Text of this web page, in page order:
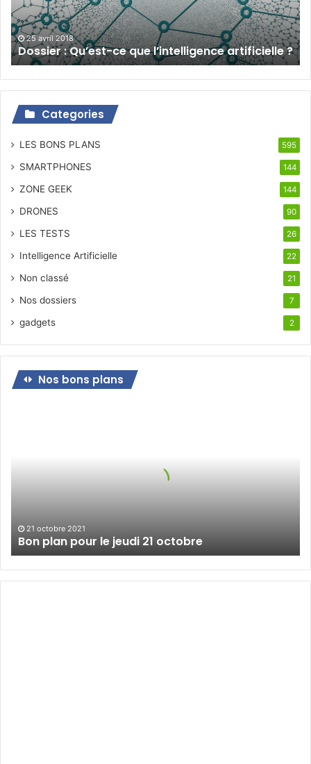
artificielle
?
25 avril 2018
Dossier : Qu’est-ce que l’intelligence artificielle ?
Categories
LES BONS PLANS 595
SMARTPHONES 144
ZONE GEEK 144
DRONES 90
LES TESTS 26
Intelligence Artificielle 22
Non classé 21
Nos dossiers 7
gadgets 2
Nos bons plans
21 octobre 2021
Bon plan pour le jeudi 21 octobre